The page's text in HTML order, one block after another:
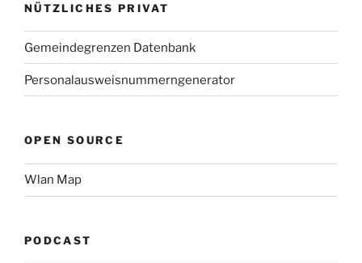
NÜTZLICHES PRIVAT
Gemeindegrenzen Datenbank
Personalausweisnummerngenerator
OPEN SOURCE
Wlan Map
PODCAST